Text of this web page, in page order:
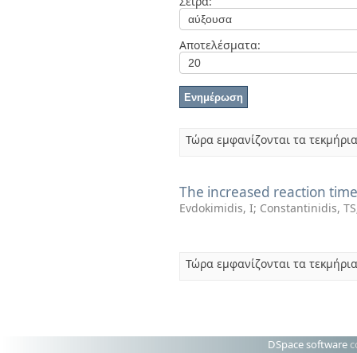
Αποτελέσματα:
Τώρα εμφανίζονται τα
The increased reaction
Evdokimidis, I; Constantinidis, TS
Τώρα εμφανίζονται τα
DSpace software